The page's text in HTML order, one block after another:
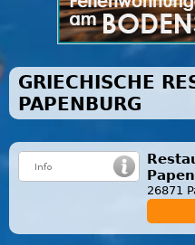
GRIECHISCHE
PAPENBURG
26871